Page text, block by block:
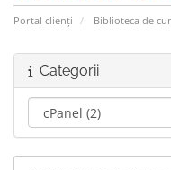
Portal clienți Biblioteca de
Categorii